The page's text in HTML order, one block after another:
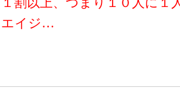
エイジ…